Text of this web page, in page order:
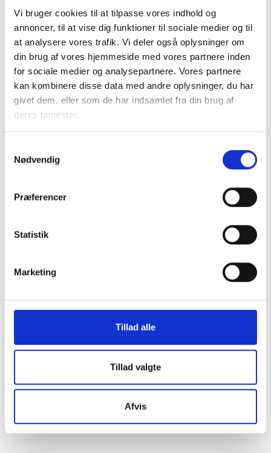
Vi bruger cookies til at tilpasse vores indhold og
annoncer, til at vise dig funktioner til sociale medier og til
at analysere vores trafik. Vi deler også oplysninger om
din brug af vores hjemmeside med vores partnere inden
for sociale medier og analysepartnere. Vores partnere
kan kombinere disse data med andre oplysninger, du har
givet dem, eller som de har indsamlet fra din brug af
deres tjenester.
Nødvendig
Præferencer
Statistik
Marketing
Tillad alle
Tillad valgte
Afvis
Relateret indhold Viden
BL INFORMERER
Nye krav om fjernaflæste målere – alle
ejendomme skal være klar senest 1. januar
2027
08. juni 2026
BL INFORMERER
Ansvar for nødforsyning i plejeboliger ved
08. juni 2026
BL INFORMERER
kommunale lejemål i almene ældre- og
plejeboliger